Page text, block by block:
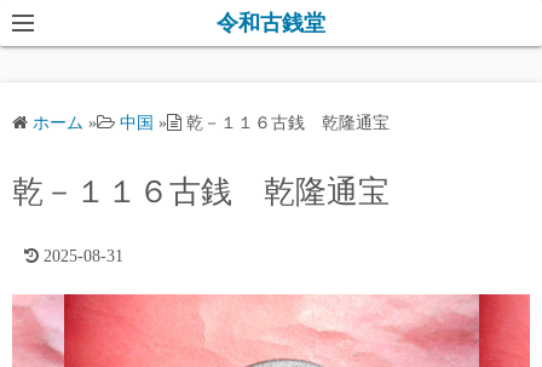
コ
ン
ス
プ
令和古銭堂
ホーム » 中国 » 乾－１１６古銭 乾隆通宝
乾－１１６古銭 乾隆通宝
2025-08-31